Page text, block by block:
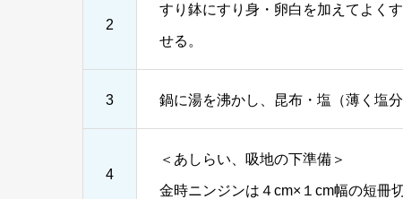
2
すり鉢にすり身・卵白を加えてよく
せる。
3 鍋に湯を沸かし、昆布・塩（薄く塩
4
＜あしらい、吸地の下準備＞
金時ニンジンは４cm×１cm幅の短冊